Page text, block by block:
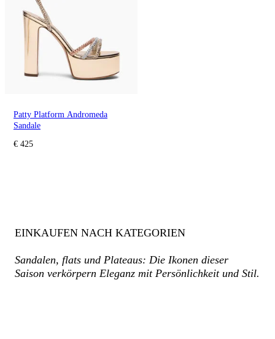
Patty Platform Andromeda
Sandale
€ 425
EINKAUFEN NACH KATEGORIEN
Sandalen, flats und Plateaus: Die Ikonen dieser
Saison verkörpern Eleganz mit Persönlichkeit und Stil.